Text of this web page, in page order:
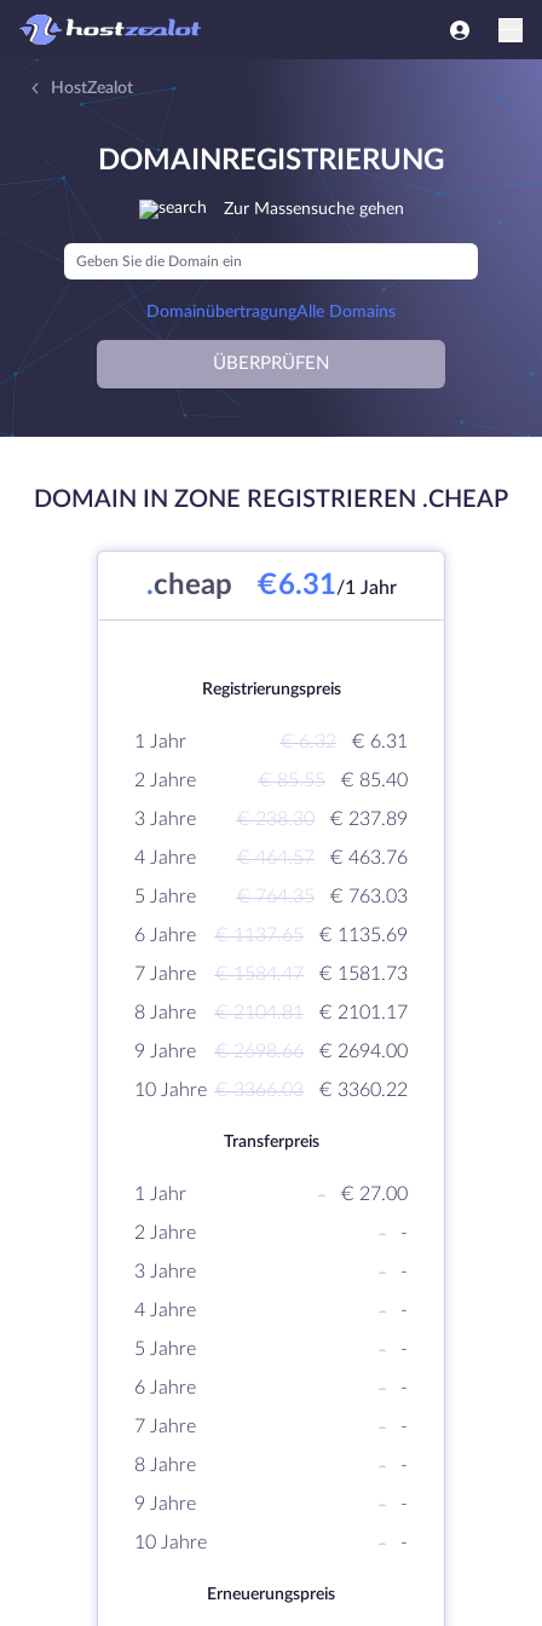
HostZealot
DOMAINREGISTRIERUNG
Zur Massensuche gehen
DomainübertragungAlle Domains
ÜBERPRÜFEN
DOMAIN IN ZONE REGISTRIEREN .CHEAP
.cheap €6.31/1 Jahr
Registrierungspreis
1 Jahr € 6.32
€ 6.31
2 Jahre
€ 85.55
€ 85.40
3 Jahre
€ 238.30
€ 237.89
4 Jahre
€ 464.57
€ 463.76
5 Jahre
€ 764.35
€ 763.03
6 Jahre
€ 1137.65
€ 1135.69
7 Jahre
€ 1584.47
€ 1581.73
8 Jahre
€ 2104.81
€ 2101.17
9 Jahre
€ 2698.66
€ 2694.00
10 Jahre € 3366.03 € 3360.22
Transferpreis
1 Jahr -
€ 27.00
2 Jahre
-
-
3 Jahre
-
-
4 Jahre
-
-
5 Jahre
-
-
6 Jahre
-
-
7 Jahre
-
-
8 Jahre
-
-
9 Jahre
-
-
10 Jahre
- -
Erneuerungspreis